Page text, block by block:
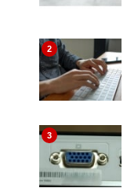
2
3